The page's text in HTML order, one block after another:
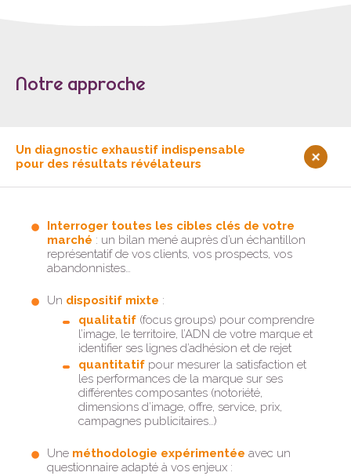
Notre approche
Un diagnostic exhaustif indispensable
pour des résultats révélateurs
Interroger toutes les cibles clés de votre
marché : un bilan mené auprès d’un échantillon
représentatif de vos clients, vos prospects, vos
abandonnistes…
Un dispositif mixte :
qualitatif (focus groups) pour comprendre
l’image, le territoire, l’ADN de votre marque et
identifier ses lignes d’adhésion et de rejet
quantitatif pour mesurer la satisfaction et
les performances de la marque sur ses
différentes composantes (notoriété,
dimensions d’image, offre, service, prix,
campagnes publicitaires…)
Une méthodologie expérimentée avec un
questionnaire adapté à vos enjeux :